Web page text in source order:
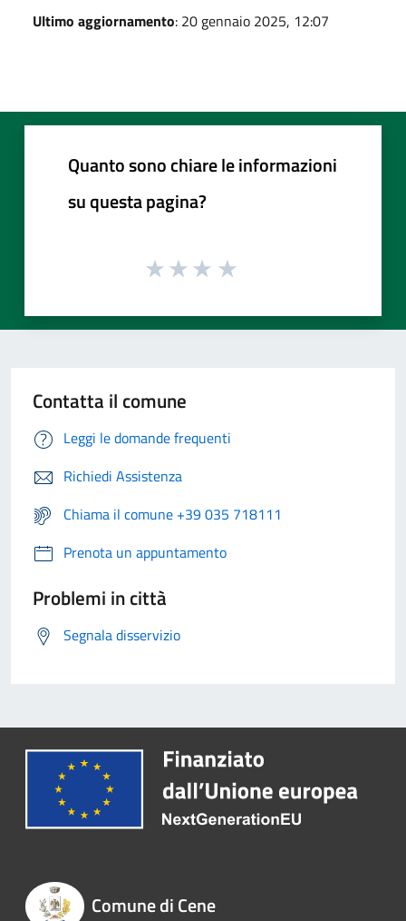
Ultimo aggiornamento: 20 gennaio 2025, 12:07
Quanto sono chiare le informazioni
su questa pagina?
Contatta il comune
Leggi le domande frequenti
Richiedi Assistenza
Chiama il comune +39 035 718111
Prenota un appuntamento
Problemi in città
Segnala disservizio
Comune di Cene